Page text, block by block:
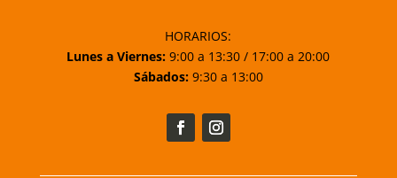
HORARIOS:
Lunes a Viernes: 9:00 a 13:30 / 17:00 a 20:00
Sábados:9:30 a 13:00